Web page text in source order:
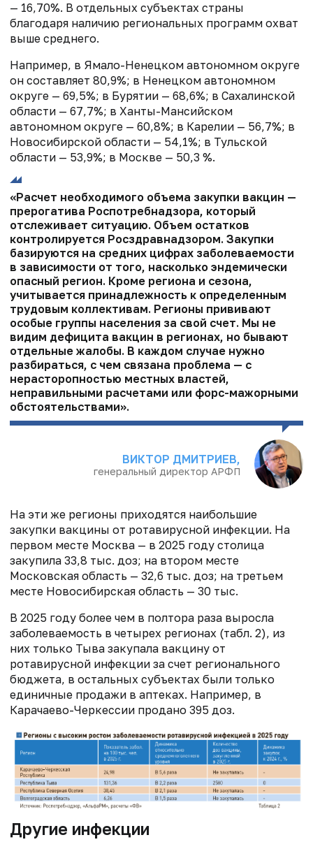
— 16,70%. В отдельных субъектах страны
благодаря наличию региональных программ охват
выше среднего.
Например, в Ямало-Ненецком автономном округе
он составляет 80,9%; в Ненецком автономном
округе — 69,5%; в Бурятии — 68,6%; в Сахалинской
области — 67,7%; в Ханты-Мансийском
автономном округе — 60,8%; в Карелии — 56,7%; в
Новосибирской области — 54,1%; в Тульской
области — 53,9%; в Москве — 50,3 %.
«Расчет необходимого объема закупки вакцин —
прерогатива Роспотребнадзора, который
отслеживает ситуацию. Объем остатков
контролируется Росздравнадзором. Закупки
базируются на средних цифрах заболеваемости
в зависимости от того, насколько эндемически
опасный регион. Кроме региона и сезона,
учитывается принадлежность к определенным
трудовым коллективам. Регионы прививают
особые группы населения за свой счет. Мы не
видим дефицита вакцин в регионах, но бывают
отдельные жалобы. В каждом случае нужно
разбираться, с чем связана проблема — с
нерасторопностью местных властей,
неправильными расчетами или форс-мажорными
обстоятельствами».
ВИКТОР ДМИТРИЕВ,
генеральный директор АРФП
На эти же регионы приходятся наибольшие
закупки вакцины от ротавирусной инфекции. На
первом месте Москва — в 2025 году столица
закупила 33,8 тыс. доз; на втором месте
Московская область — 32,6 тыс. доз; на третьем
месте Новосибирская область — 30 тыс.
В 2025 году более чем в полтора раза выросла
заболеваемость в четырех регионах (табл. 2), из
них только Тыва закупала вакцину от
ротавирусной инфекции за счет регионального
бюджета, в остальных субъектах были только
единичные продажи в аптеках. Например, в
Карачаево-Черкессии продано 395 доз.
Другие инфекции